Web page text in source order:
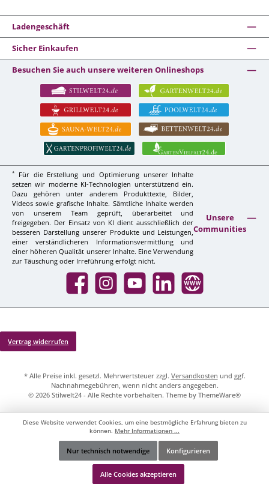
Ladengeschäft
Sicher Einkaufen
Besuchen Sie auch unsere weiteren Onlineshops
*
Für die Erstellung und Optimierung unserer Inhalte
setzen wir moderne KI-Technologien unterstützend ein.
Dazu gehören unter anderem Produkttexte, Bilder,
Videos sowie grafische Inhalte. Sämtliche Inhalte werden
von unserem Team geprüft, überarbeitet und
freigegeben. Der Einsatz von KI dient ausschließlich der
besseren Darstellung unserer Produkte und Leistungen,
einer verständlicheren Informationsvermittlung und
einer höheren Qualität unserer Inhalte. Eine Verwendung
zur Täuschung oder Irreführung erfolgt nicht.
Unsere
Communities
Facebook InstagramYouTube LinkedIn Website
Vertrag widerrufen
* Alle Preise inkl. gesetzl. Mehrwertsteuer zzgl. Versandkosten und ggf.
Nachnahmegebühren, wenn nicht anders angegeben.
© 2026 Stilwelt24 - Alle Rechte vorbehalten. Theme by ThemeWare®
Werkzeugleiste anzeigen
Diese Website verwendet Cookies, um eine bestmögliche Erfahrung bieten zu
können. Mehr Informationen ...
Nur technisch notwendige Konfigurieren
Alle Cookies akzeptieren